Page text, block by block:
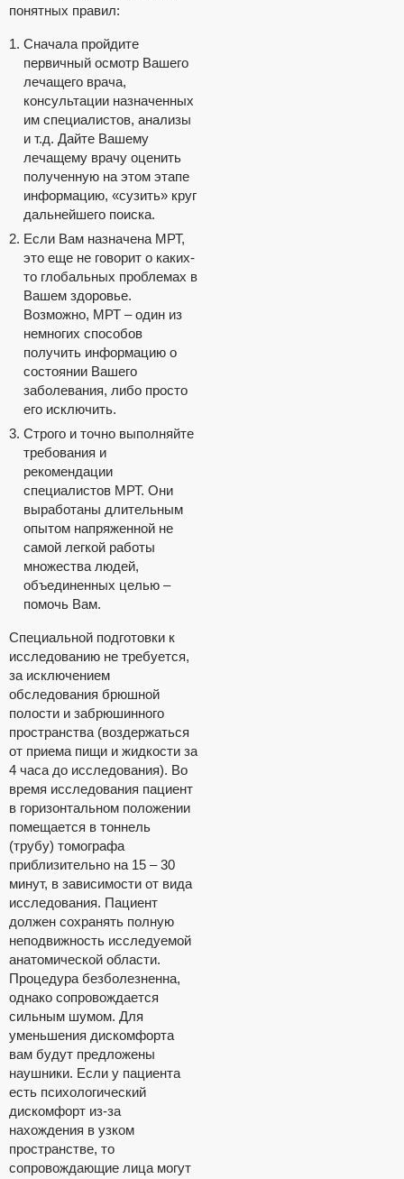
понятных правил:
Сначала пройдите
первичный осмотр Вашего
лечащего врача,
консультации назначенных
им специалистов, анализы
и т.д. Дайте Вашему
лечащему врачу оценить
полученную на этом этапе
информацию, «сузить» круг
дальнейшего поиска.
Если Вам назначена МРТ,
это еще не говорит о каких-
то глобальных проблемах в
Вашем здоровье.
Возможно, МРТ – один из
немногих способов
получить информацию о
состоянии Вашего
заболевания, либо просто
его исключить.
Строго и точно выполняйте
требования и
рекомендации
специалистов МРТ. Они
выработаны длительным
опытом напряженной не
самой легкой работы
множества людей,
объединенных целью –
помочь Вам.
Специальной подготовки к
исследованию не требуется,
за исключением
обследования брюшной
полости и забрюшинного
пространства (воздержаться
от приема пищи и жидкости за
4 часа до исследования). Во
время исследования пациент
в горизонтальном положении
помещается в тоннель
(трубу) томографа
приблизительно на 15 – 30
минут, в зависимости от вида
исследования. Пациент
должен сохранять полную
неподвижность исследуемой
анатомической области.
Процедура безболезненна,
однако сопровождается
сильным шумом. Для
уменьшения дискомфорта
вам будут предложены
наушники. Если у пациента
есть психологический
дискомфорт из-за
нахождения в узком
пространстве, то
сопровождающие лица могут